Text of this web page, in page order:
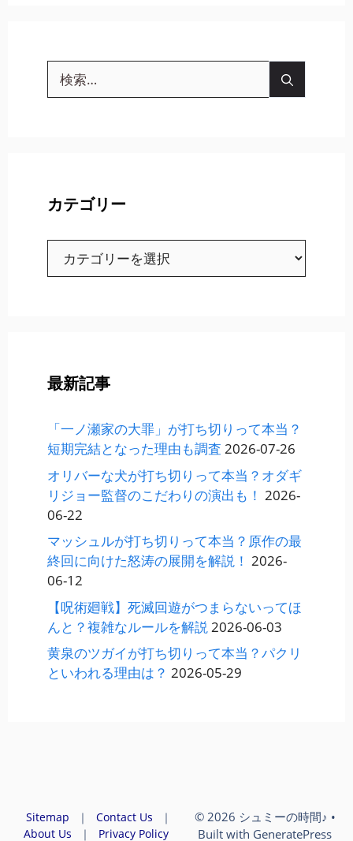
索:
カテゴリー
最新記事
「一ノ瀬家の大罪」が打ち切りって本当？
短期完結となった理由も調査 2026-07-26
オリバーな犬が打ち切りって本当？オダギ
リジョー監督のこだわりの演出も！ 2026-
06-22
マッシュルが打ち切りって本当？原作の最
終回に向けた怒涛の展開を解説！ 2026-
06-12
【呪術廻戦】死滅回遊がつまらないってほ
んと？複雑なルールを解説2026-06-03
黄泉のツガイが打ち切りって本当？パクリ
といわれる理由は？ 2026-05-29
Sitemap ｜ Contact Us
｜
About Us
｜ Privacy Policy
© 2026 シュミーの時間♪ •
Built with GeneratePress